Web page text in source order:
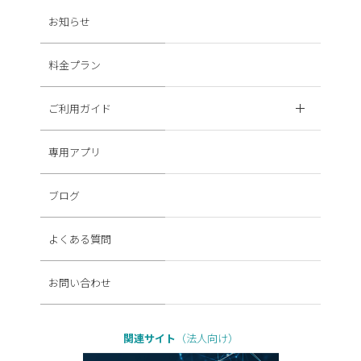
お知らせ
料金プラン
ご利用ガイド
専用アプリ
ブログ
よくある質問
お問い合わせ
関連サイト （法人向け）